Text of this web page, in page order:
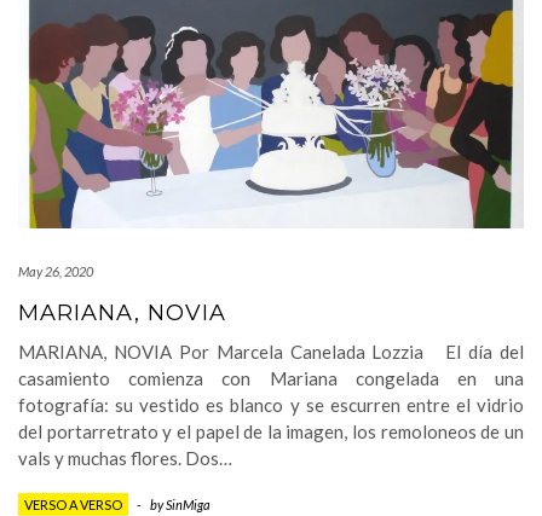
May 26, 2020
MARIANA, NOVIA
MARIANA, NOVIA Por Marcela Canelada Lozzia El día del
casamiento comienza con Mariana congelada en una
fotografía: su vestido es blanco y se escurren entre el vidrio
del portarretrato y el papel de la imagen, los remoloneos de un
vals y muchas flores. Dos…
VERSO A VERSO - bySinMiga